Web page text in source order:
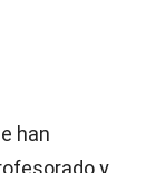
han